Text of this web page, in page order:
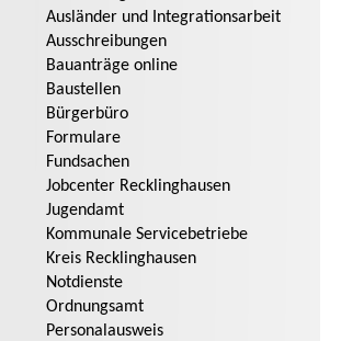
Ausländer und Integrationsarbeit
Ausschreibungen
Bauanträge online
Baustellen
Bürgerbüro
Formulare
Fundsachen
Jobcenter Recklinghausen
Jugendamt
Kommunale Servicebetriebe
Kreis Recklinghausen
Notdienste
Ordnungsamt
Personalausweis